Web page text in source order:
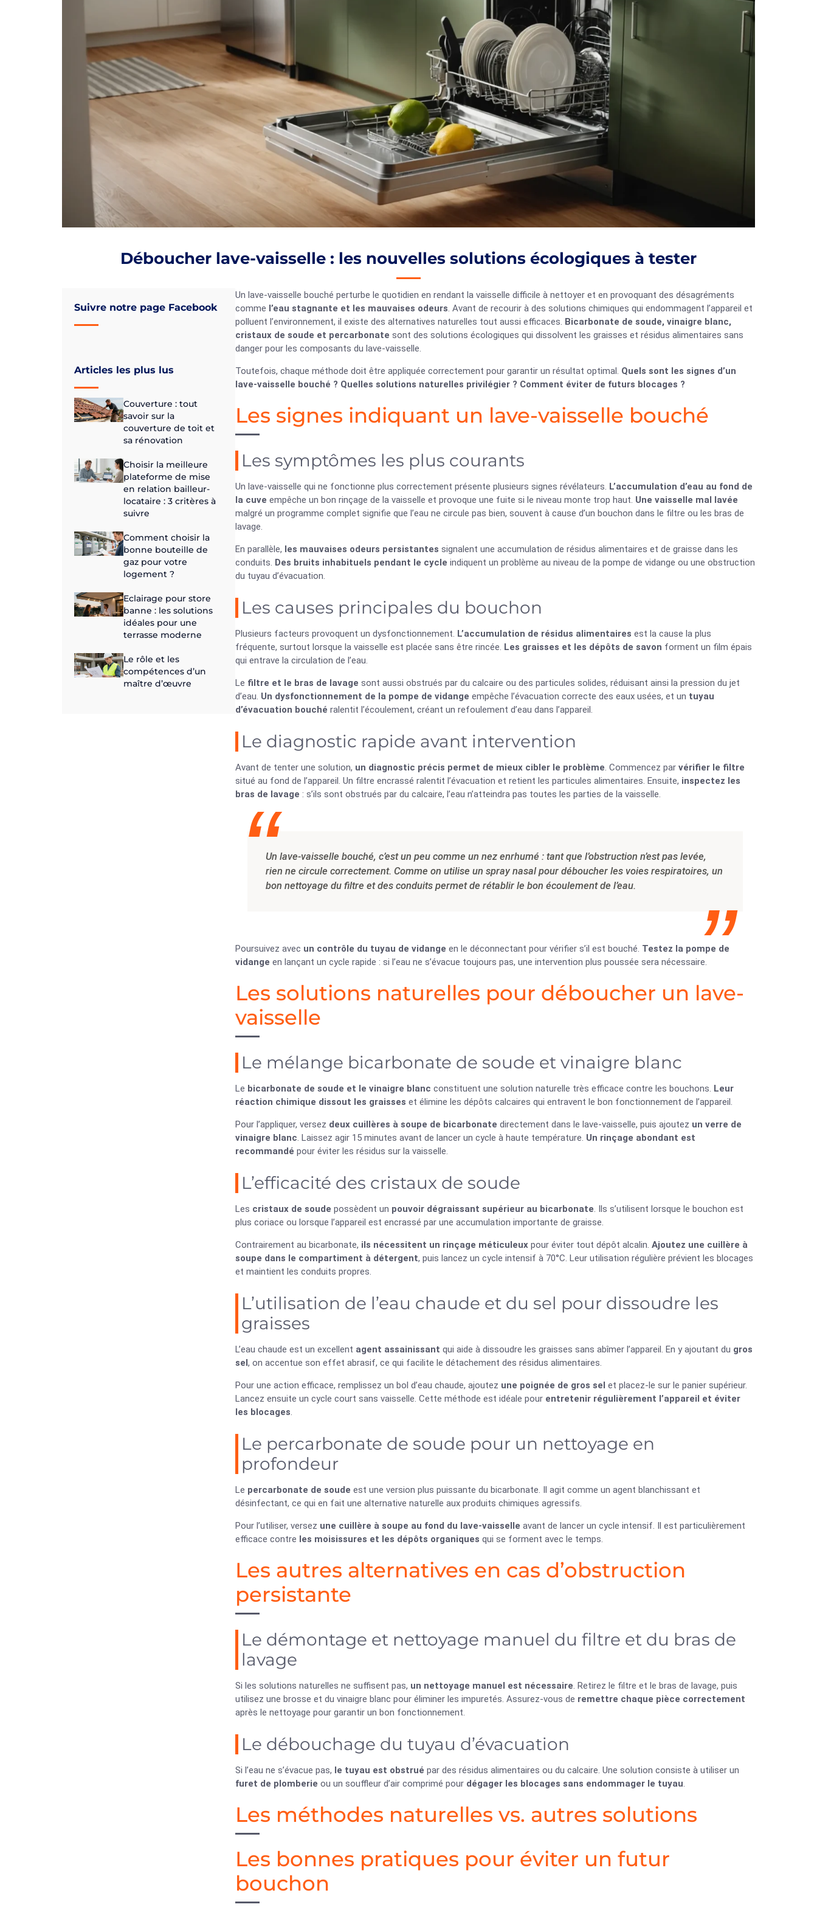
Déboucher lave-vaisselle : les nouvelles solutions écologiques à tester
Suivre notre page Facebook
Articles les plus lus
Couverture : tout
savoir sur la
couverture de toit et
sa rénovation
Choisir la meilleure
plateforme de mise
en relation bailleur-
locataire : 3 critères à
suivre
Comment choisir la
bonne bouteille de
gaz pour votre
logement ?
Eclairage pour store
banne : les solutions
idéales pour une
terrasse moderne
Le rôle et les
compétences d’un
maître d’œuvre
Un lave-vaisselle bouché perturbe le quotidien en rendant la vaisselle difficile à nettoyer et en provoquant des désagréments
comme l’eau stagnante et les mauvaises odeurs. Avant de recourir à des solutions chimiques qui endommagent l’appareil et
polluent l’environnement, il existe des alternatives naturelles tout aussi efficaces. Bicarbonate de soude, vinaigre blanc,
cristaux de soude et percarbonate sont des solutions écologiques qui dissolvent les graisses et résidus alimentaires sans
danger pour les composants du lave-vaisselle.
Toutefois, chaque méthode doit être appliquée correctement pour garantir un résultat optimal. Quels sont les signes d’un
lave-vaisselle bouché ? Quelles solutions naturelles privilégier ? Comment éviter de futurs blocages ?
Les signes indiquant un lave-vaisselle bouché
Les symptômes les plus courants
Un lave-vaisselle qui ne fonctionne plus correctement présente plusieurs signes révélateurs. L’accumulation d’eau au fond de
la cuve empêche un bon rinçage de la vaisselle et provoque une fuite si le niveau monte trop haut. Une vaisselle mal lavée
malgré un programme complet signifie que l’eau ne circule pas bien, souvent à cause d’un bouchon dans le filtre ou les bras de
lavage.
En parallèle, les mauvaises odeurs persistantes signalent une accumulation de résidus alimentaires et de graisse dans les
conduits. Des bruits inhabituels pendant le cycle indiquent un problème au niveau de la pompe de vidange ou une obstruction
du tuyau d’évacuation.
Les causes principales du bouchon
Plusieurs facteurs provoquent un dysfonctionnement. L’accumulation de résidus alimentaires est la cause la plus
fréquente, surtout lorsque la vaisselle est placée sans être rincée. Les graisses et les dépôts de savon forment un film épais
qui entrave la circulation de l’eau.
Le filtre et le bras de lavage sont aussi obstrués par du calcaire ou des particules solides, réduisant ainsi la pression du jet
d’eau. Un dysfonctionnement de la pompe de vidange empêche l’évacuation correcte des eaux usées, et un tuyau
d’évacuation bouché ralentit l’écoulement, créant un refoulement d’eau dans l’appareil.
Le diagnostic rapide avant intervention
Avant de tenter une solution, un diagnostic précis permet de mieux cibler le problème. Commencez par vérifier le filtre
situé au fond de l’appareil. Un filtre encrassé ralentit l’évacuation et retient les particules alimentaires. Ensuite, inspectez les
bras de lavage : s’ils sont obstrués par du calcaire, l’eau n’atteindra pas toutes les parties de la vaisselle.
Un lave-vaisselle bouché, c’est un peu comme un nez enrhumé : tant que l’obstruction n’est pas levée,
rien ne circule correctement. Comme on utilise un spray nasal pour déboucher les voies respiratoires, un
bon nettoyage du filtre et des conduits permet de rétablir le bon écoulement de l’eau.
Poursuivez avec un contrôle du tuyau de vidange en le déconnectant pour vérifier s’il est bouché. Testez la pompe de
vidange en lançant un cycle rapide : si l’eau ne s’évacue toujours pas, une intervention plus poussée sera nécessaire.
Les solutions naturelles pour déboucher un lave-
vaisselle
Le mélange bicarbonate de soude et vinaigre blanc
Le bicarbonate de soude et le vinaigre blanc constituent une solution naturelle très efficace contre les bouchons. Leur
réaction chimique dissout les graisses et élimine les dépôts calcaires qui entravent le bon fonctionnement de l’appareil.
Pour l’appliquer, versez deux cuillères à soupe de bicarbonate directement dans le lave-vaisselle, puis ajoutez un verre de
vinaigre blanc. Laissez agir 15 minutes avant de lancer un cycle à haute température. Un rinçage abondant est
recommandé pour éviter les résidus sur la vaisselle.
L’efficacité des cristaux de soude
Les cristaux de soude possèdent un pouvoir dégraissant supérieur au bicarbonate. Ils s’utilisent lorsque le bouchon est
plus coriace ou lorsque l’appareil est encrassé par une accumulation importante de graisse.
Contrairement au bicarbonate, ils nécessitent un rinçage méticuleux pour éviter tout dépôt alcalin. Ajoutez une cuillère à
soupe dans le compartiment à détergent, puis lancez un cycle intensif à 70°C. Leur utilisation régulière prévient les blocages
et maintient les conduits propres.
L’utilisation de l’eau chaude et du sel pour dissoudre les
graisses
L’eau chaude est un excellent agent assainissant qui aide à dissoudre les graisses sans abîmer l’appareil. En y ajoutant du gros
sel, on accentue son effet abrasif, ce qui facilite le détachement des résidus alimentaires.
Pour une action efficace, remplissez un bol d’eau chaude, ajoutez une poignée de gros sel et placez-le sur le panier supérieur.
Lancez ensuite un cycle court sans vaisselle. Cette méthode est idéale pour entretenir régulièrement l’appareil et éviter
les blocages.
Le percarbonate de soude pour un nettoyage en
profondeur
Le percarbonate de soude est une version plus puissante du bicarbonate. Il agit comme un agent blanchissant et
désinfectant, ce qui en fait une alternative naturelle aux produits chimiques agressifs.
Pour l’utiliser, versez une cuillère à soupe au fond du lave-vaisselle avant de lancer un cycle intensif. Il est particulièrement
efficace contre les moisissures et les dépôts organiques qui se forment avec le temps.
Les autres alternatives en cas d’obstruction
persistante
Le démontage et nettoyage manuel du filtre et du bras de
lavage
Si les solutions naturelles ne suffisent pas, un nettoyage manuel est nécessaire. Retirez le filtre et le bras de lavage, puis
utilisez une brosse et du vinaigre blanc pour éliminer les impuretés. Assurez-vous de remettre chaque pièce correctement
après le nettoyage pour garantir un bon fonctionnement.
Le débouchage du tuyau d’évacuation
Si l’eau ne s’évacue pas, le tuyau est obstrué par des résidus alimentaires ou du calcaire. Une solution consiste à utiliser un
furet de plomberie ou un souffleur d’air comprimé pour dégager les blocages sans endommager le tuyau.
Les méthodes naturelles vs. autres solutions
Les bonnes pratiques pour éviter un futur
bouchon